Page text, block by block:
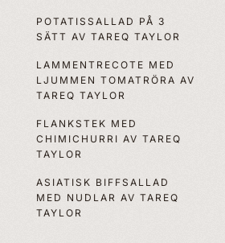
POTATISSALLAD PÅ 3
SÄTT AV TAREQ TAYLOR
LAMMENTRECOTE MED
LJUMMEN TOMATRÖRA AV
TAREQ TAYLOR
FLANKSTEK MED
CHIMICHURRI AV TAREQ
TAYLOR
ASIATISK BIFFSALLAD
MED NUDLAR AV TAREQ
TAYLOR